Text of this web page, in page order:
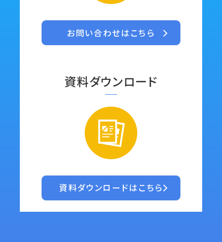
資料ダウンロード
資料ダウンロードはこちら
お問い合わせはこちら